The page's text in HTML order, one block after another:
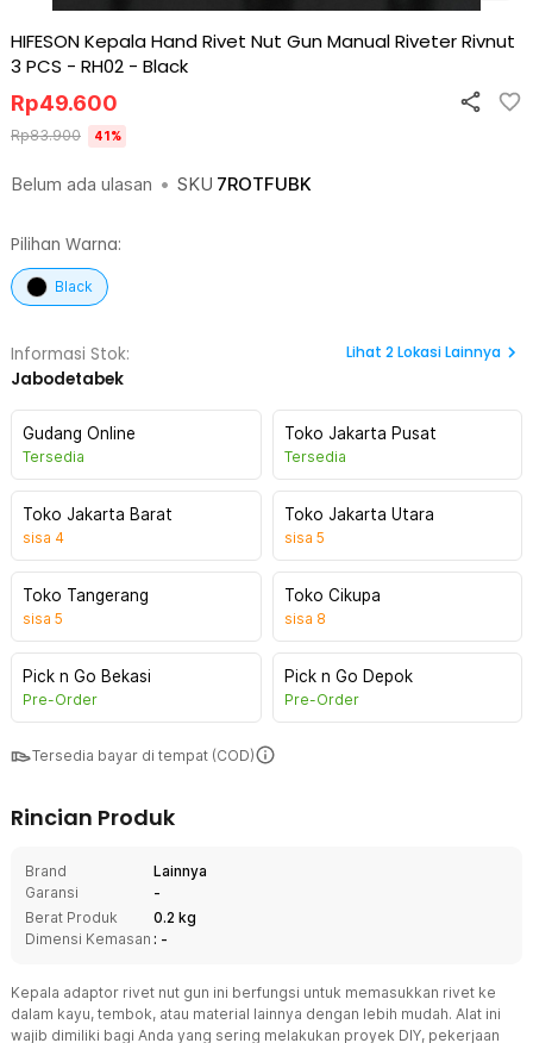
HIFESON Kepala Hand Rivet Nut Gun Manual Riveter Rivnut
3 PCS - RH02 - Black
Belum ada ulasan • SKU 7ROTFUBK
Rp49.600
Rp83.900 41%
Pilihan Warna:
Black
Informasi Stok:
Jabodetabek
Lihat 2Lokasi Lainnya
Gudang Online
Tersedia
Toko Jakarta Pusat
Tersedia
Toko Jakarta Barat
sisa 4
Toko Jakarta Utara
sisa 5
Toko Tangerang
sisa 5
Toko Cikupa
sisa 8
Pick n Go Bekasi
Pre-Order
Pick n Go Depok
Pre-Order
Tersedia bayar di tempat (COD)
Rincian Produk
Brand
Lainnya
Garansi
-
Berat Produk
0.2 kg
Dimensi Kemasan : -
Kepala adaptor rivet nut gun ini berfungsi untuk memasukkan rivet ke
dalam kayu, tembok, atau material lainnya dengan lebih mudah. Alat ini
wajib dimiliki bagi Anda yang sering melakukan proyek DIY, pekerjaan